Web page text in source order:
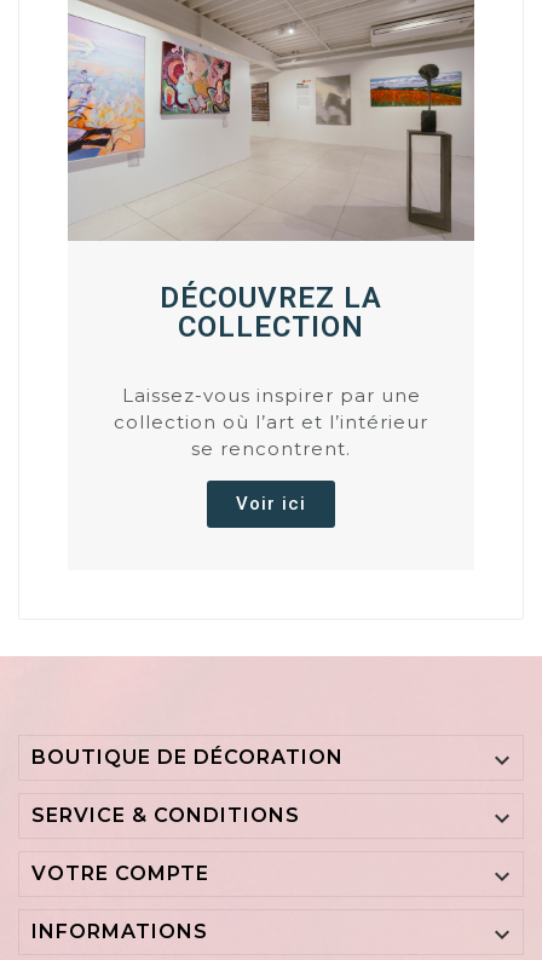
DÉCOUVREZ LA
COLLECTION
Laissez-vous inspirer par une
collection où l’art et l’intérieur
se rencontrent.
Voir ici
BOUTIQUE DE DÉCORATION 
SERVICE & CONDITIONS 
VOTRE COMPTE 
INFORMATIONS 